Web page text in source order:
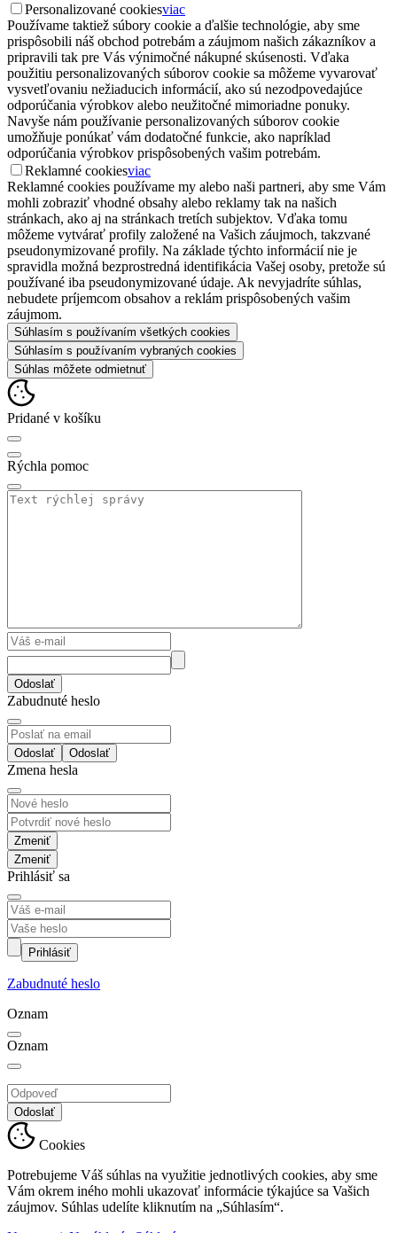
Personalizované cookiesviac
Používame taktiež súbory cookie a ďalšie technológie, aby sme
prispôsobili náš obchod potrebám a záujmom našich zákazníkov a
pripravili tak pre Vás výnimočné nákupné skúsenosti. Vďaka
použitiu personalizovaných súborov cookie sa môžeme vyvarovať
vysvetľovaniu nežiaducich informácií, ako sú nezodpovedajúce
odporúčania výrobkov alebo neužitočné mimoriadne ponuky.
Navyše nám používanie personalizovaných súborov cookie
umožňuje ponúkať vám dodatočné funkcie, ako napríklad
odporúčania výrobkov prispôsobených vašim potrebám.
Reklamné cookiesviac
Reklamné cookies používame my alebo naši partneri, aby sme Vám
mohli zobraziť vhodné obsahy alebo reklamy tak na našich
stránkach, ako aj na stránkach tretích subjektov. Vďaka tomu
môžeme vytvárať profily založené na Vašich záujmoch, takzvané
pseudonymizované profily. Na základe týchto informácií nie je
spravidla možná bezprostredná identifikácia Vašej osoby, pretože sú
používané iba pseudonymizované údaje. Ak nevyjadríte súhlas,
nebudete príjemcom obsahov a reklám prispôsobených vašim
záujmom.
Súhlasím s používaním všetkých cookies
Súhlasím s používaním vybraných cookies
Súhlas môžete odmietnuť
Pridané v košíku
Rýchla pomoc
Odoslať
Zabudnuté heslo
Odoslať
Zmena hesla
Zmeniť
Prihlásiť sa
Prihlásiť
Zabudnuté heslo
Oznam
Oznam
Odoslať
Cookies
Potrebujeme Váš súhlas na využitie jednotlivých cookies, aby sme
Vám okrem iného mohli ukazovať informácie týkajúce sa Vašich
záujmov. Súhlas udelíte kliknutím na „Súhlasím“.